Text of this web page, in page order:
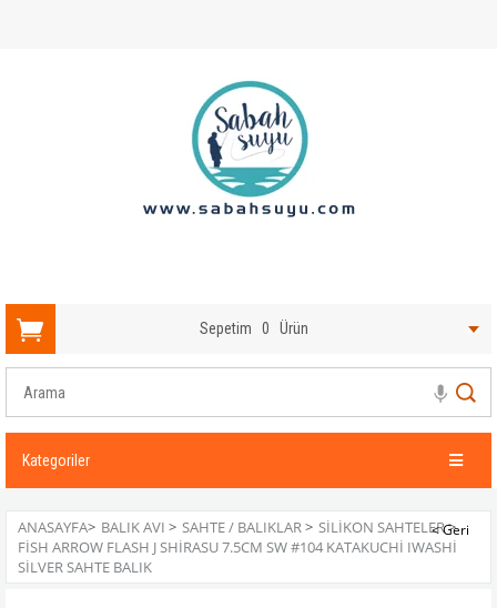
Sepetim 0 Ürün
Kategoriler
ANASAYFA> BALIK AVI > SAHTE / BALIKLAR> SILIKON SAHTELER>
FISH ARROW FLASH J SHIRASU 7.5CM SW #104 KATAKUCHI IWASHI
SILVER SAHTE BALIK